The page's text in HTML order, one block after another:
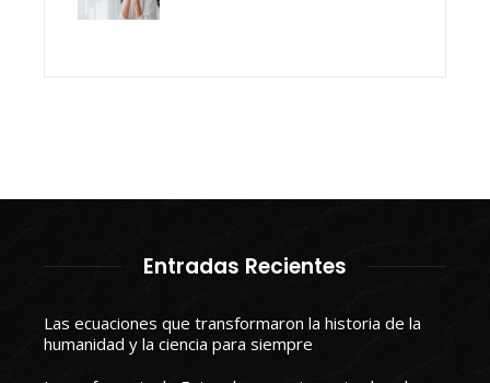
Entradas Recientes
Las ecuaciones que transformaron la historia de la
humanidad y la ciencia para siempre